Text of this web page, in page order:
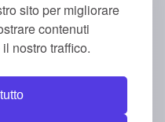
sito per migliorare
contenuti
nostro traffico.